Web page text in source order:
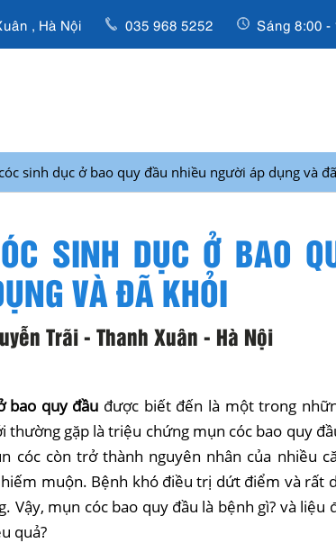
, Hà Nội 035 968 5252 Sáng 8:00 -
sinh dục ở bao quy đầu nhiều người áp dụng và
SINH DỤC Ở BAO
VÀ ĐÃ KHỎI
Trãi - Thanh Xuân - Hà Nội
bao quy đầu được biết đến là một trong
thường gặp là triệu chứng mụn cóc bao quy
cóc còn trở thành nguyên nhân của nhiều
hiếm muộn. Bệnh khó điều trị dứt điểm và rất
mụn cóc bao quy đầu là bệnh gì? và liệu
quả?